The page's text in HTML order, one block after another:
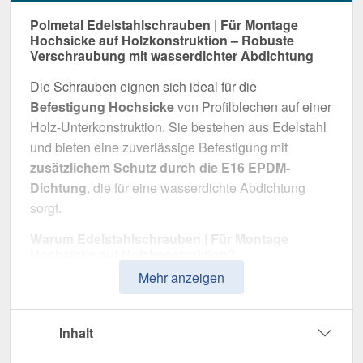
Polmetal Edelstahlschrauben | Für Montage
Hochsicke auf Holzkonstruktion – Robuste
Verschraubung mit wasserdichter Abdichtung
Die Schrauben eignen sich ideal für die
Befestigung Hochsickevon Profilblechen auf einer
Holz-Unterkonstruktion. Sie bestehen aus Edelstahl
und bieten eine zuverlässige Befestigung mit
zusätzlichem Schutz durch die E16 EPDM-
Dichtung, die für eine wasserdichte Abdichtung
sorgt.
Zuverlässige Befestigung– Entwickelt für
Befestigung Hochsicke.
optimalen Schutz.
Mehr anzeigen
Inhalt